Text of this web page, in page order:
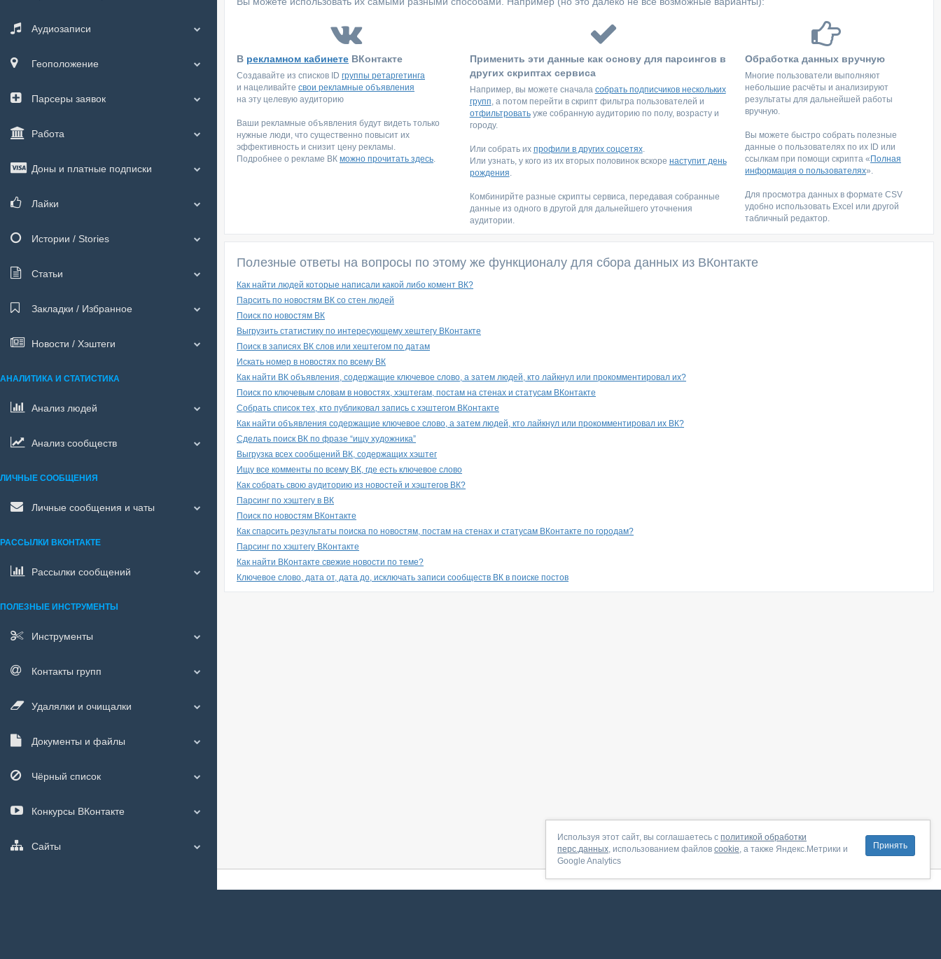
В рекламном кабинете ВКонтакте
Создавайте из списков ID группы ретаргетинга
и нацеливайте свои рекламные объявления
на эту целевую аудиторию
Ваши рекламные объявления будут видеть только
нужные люди, что существенно повысит их
эффективность и снизит цену рекламы.
Подробнее о рекламе ВК можно прочитать здесь.
Применить эти данные как основу для парсингов в
других скриптах сервиса
Например, вы можете сначала собрать подписчиков нескольких
групп, а потом перейти в скрипт фильтра пользователей и
отфильтроватьуже собранную аудиторию по полу, возрасту и
городу.
Или собрать их профили в других соцсетях.
Или узнать, у кого из их вторых половинок вскоре наступит день
рождения.
Комбинирйте разные скрипты сервиса, передавая собранные
данные из одного в другой для дальнейшего уточнения
аудитории.
Обработка данных вручную
Многие пользователи выполняют
небольшие расчёты и анализируют
результаты для дальнейшей работы
вручную.
Вы можете быстро собрать полезные
данные о пользователях по их ID или
ссылкам при помощи скрипта « Полная
информация о пользователях».
Для просмотра данных в формате CSV
удобно использовать Excel или другой
табличный редактор.
Полезные ответы на вопросы по этому же функционалу для сбора данных из ВКонтакте
Как найти людей которые написали какой либо комент ВК?
Парсить по новостям ВК со стен людей
Поиск по новостям ВК
Выгрузить статистику по интересующему хештегу ВКонтакте
Поиск в записях ВК слов или хештегом по датам
Искать номер в новостях по всему ВК
Как найти ВК объявления, содержащие ключевое слово, а затем людей, кто лайкнул или прокомментировал их?
Поиск по ключевым словам в новостях, хэштегам, постам на стенах и статусам ВКонтакте
Собрать список тех, кто публиковал запись с хэштегом ВКонтакте
Как найти объявления содержащие ключевое слово, а затем людей, кто лайкнул или прокомментировал их ВК?
Сделать поиск ВК по фразе “ищу художника”
Выгрузка всех сообщений ВК, содержащих хэштег
Ищу все комменты по всему ВК, где есть ключевое слово
Как собрать свою аудиторию из новостей и хэштегов ВК?
Парсинг по хэштегу в ВК
Поиск по новостям ВКонтакте
Как спарсить результаты поиска по новостям, постам на стенах и статусам ВКонтакте по городам?
Парсинг по хэштегу ВКонтакте
Как найти ВКонтакте свежие новости по теме?
Ключевое слово, дата от, дата до, исключать записи сообществ ВК в поиске постов
Аудиозаписи
Геоположение
Парсеры заявок
Работа
Доны и платные подписки
Лайки
Истории / Stories
Статьи
Закладки / Избранное
Новости / Хэштеги
АНАЛИТИКА И СТАТИСТИКА
Анализ людей
Анализ сообществ
ЛИЧНЫЕ СООБЩЕНИЯ
Личные сообщения и чаты
РАССЫЛКИ ВКОНТАКТЕ
Рассылки сообщений
ПОЛЕЗНЫЕ ИНСТРУМЕНТЫ
Инструменты
Контакты групп
Удалялки и очищалки
Документы и файлы
Чёрный список
Конкурсы ВКонтакте
Сайты Принять
Используя этот сайт, вы соглашаетесь с политикой обработки
перс.данных, использованием файлов cookie, а также Яндекс.Метрики и
Google Analytics